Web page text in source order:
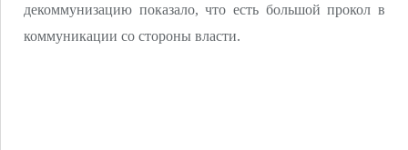
декоммунизацию показало, что есть большой прокол в
коммуникации со стороны власти.